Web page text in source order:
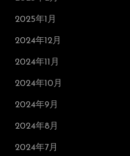
2025年1月
2024年12月
2024年11月
2024年10月
2024年9月
2024年8月
2024年7月